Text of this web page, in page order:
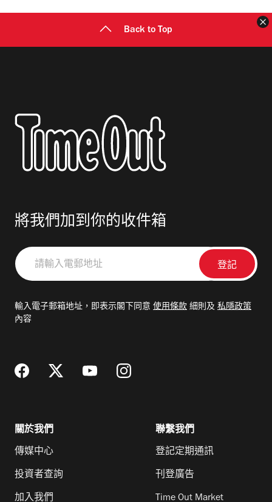
Back to Top
將我們加到你的收件箱
請
輸
郵
輸入電子郵箱地址，即表示閣下同意 使用條款 細則及 私隱政策
內容
關於我們
傳媒中心
投資者查詢
加入我們
聯繫我們
登記定期通訊
刊登廣告
Time Out Market